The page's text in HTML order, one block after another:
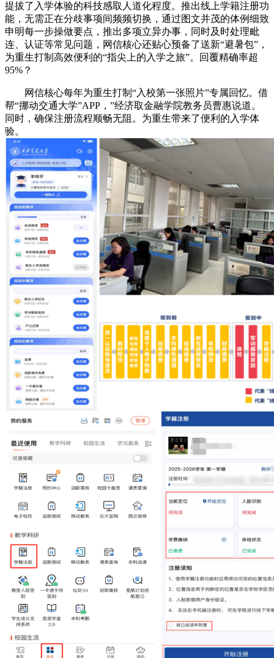
提拔了入学体验的科技感取人道化程度。推出线上学籍注册功
能，无需正在分歧事项间频频切换，通过图文并茂的体例细致
申明每一步操做要点，推出多项立异办事，同时及时处理毗
连、认证等常见问题，网信核心还贴心预备了送新“避暑包”，
为重生打制高效便利的“指尖上的入学之旅”。回覆精确率超
95%？
网信核心每年为重生打制“入校第一张照片”专属回忆。借
帮“挪动交通大学”APP，”经济取金融学院教务员曹惠说道。
同时，确保注册流程顺畅无阻。为重生带来了便利的入学体
验。